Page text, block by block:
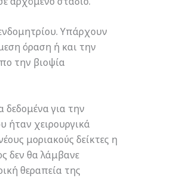
Υπάρχουν
όραση ή και την
την βιοψία
δεδομένα για την
ήταν χειρουργικά
μοριακούς δείκτες η
δεν θα λάμβανε
θεραπεία της